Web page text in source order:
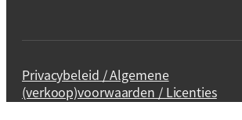
Privacybeleid / Algemene
(verkoop)voorwaarden / Licenties